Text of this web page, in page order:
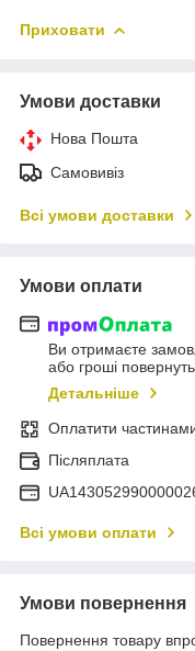
Приховати
Умови доставки
Нова Пошта
Самовивіз
Всі умови доставки
Умови оплати
Ви отримаєте
або гроші
Детальніше
Оплатити
Післяплата
Всі умови оплати
Умови повернення
Повернення товару